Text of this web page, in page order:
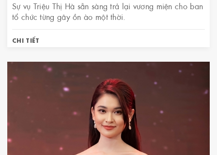
Sự vụ Triệu Thị Hà sẵn sàng trả lại vương miện cho ban
tổ chức từng gây ồn ào một thời.
CHI TIẾT